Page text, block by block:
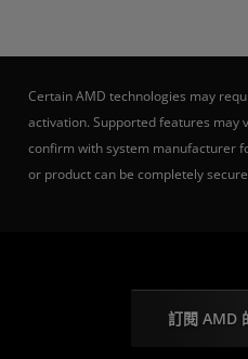
Certain AMD technologies may
activation. Supported features may
confirm with system manufacturer
or product can be completely
訂閱 AMD